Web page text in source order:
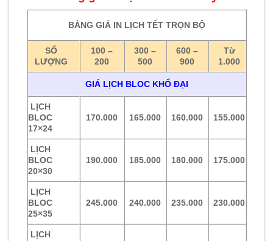
BẢNG GIÁ IN LỊCH TẾT TRỌN BỘ
SỐ
LƯỢNG
100 –
200
300 –
500
600 –
900
Từ
1.000
GIÁ LỊCH BLOC KHỔ ĐẠI
LỊCH
BLOC
17×24
170.000 165.000 160.000 155.000
LỊCH
BLOC
20×30
190.000 185.000 180.000 175.000
LỊCH
BLOC
25×35
245.000 240.000 235.000 230.000
LỊCH